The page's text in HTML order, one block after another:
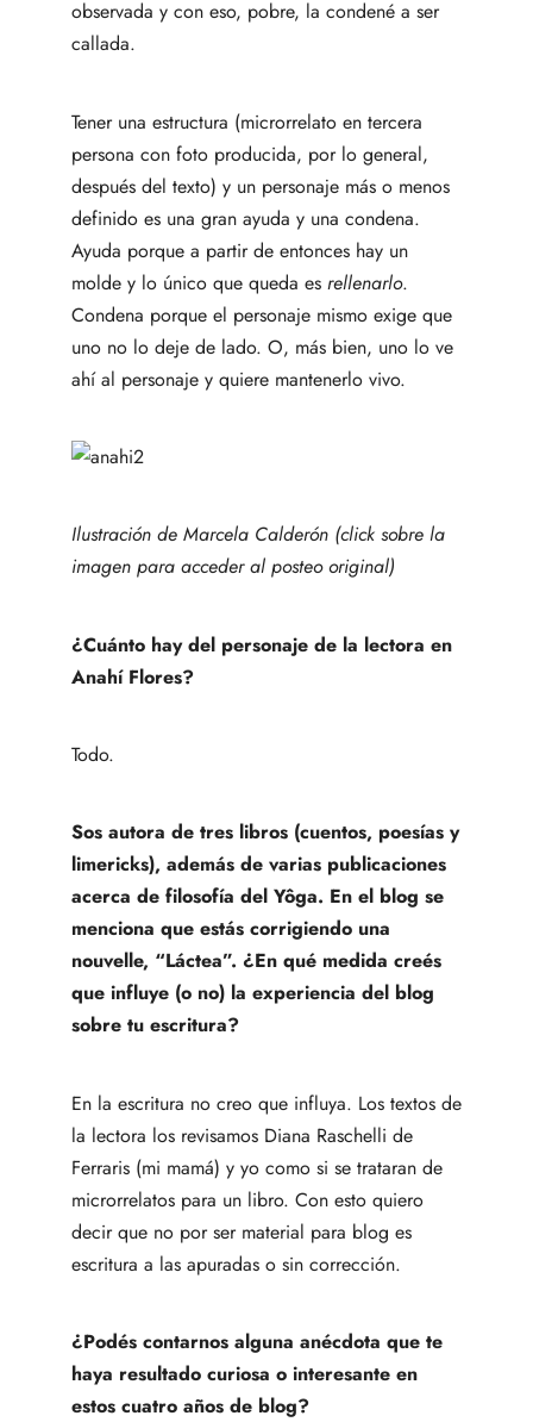
observada y con eso, pobre, la condené a ser
callada.
Tener una estructura (microrrelato en tercera
persona con foto producida, por lo general,
después del texto) y un personaje más o menos
definido es una gran ayuda y una condena.
Ayuda porque a partir de entonces hay un
molde y lo único que queda es rellenarlo.
Condena porque el personaje mismo exige que
uno no lo deje de lado. O, más bien, uno lo ve
ahí al personaje y quiere mantenerlo vivo.
Ilustración de Marcela Calderón (click sobre la
imagen para acceder al posteo original)
¿Cuánto hay del personaje de la lectora en
Anahí Flores?
Todo.
Sos autora de tres libros (cuentos, poesías y
limericks), además de varias publicaciones
acerca de filosofía del Yôga. En el blog se
menciona que estás corrigiendo una
nouvelle, “Láctea”. ¿En qué medida creés
que influye (o no) la experiencia del blog
sobre tu escritura?
En la escritura no creo que influya. Los textos de
la lectora los revisamos Diana Raschelli de
Ferraris (mi mamá) y yo como si se trataran de
microrrelatos para un libro. Con esto quiero
decir que no por ser material para blog es
escritura a las apuradas o sin corrección.
¿Podés contarnos alguna anécdota que te
haya resultado curiosa o interesante en
estos cuatro años de blog?